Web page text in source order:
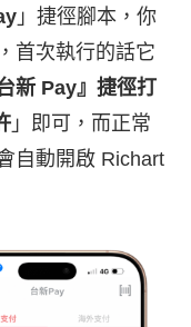
」捷徑腳本，你
首次執行的話它
新 Pay』捷徑打
」即可，而正常
自動開啟 Richart